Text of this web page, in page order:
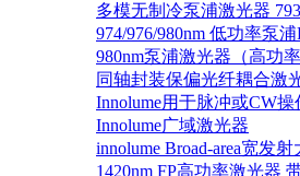
多模无制冷泵浦激光器
974/976/980nm 低功率泵
980nm泵浦激光器（高功率
同轴封装保偏光纤耦合激
Innolume用于脉冲或CW
Innolume广域激光器
innolume Broad-area宽发
1420nm FP高功率激光器